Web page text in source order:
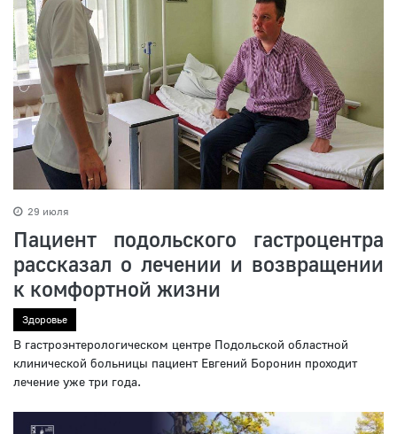
29 июля
Пациент подольского гастроцентра
рассказал о лечении и возвращении
к комфортной жизни
Здоровье
В гастроэнтерологическом центре Подольской областной
клинической больницы пациент Евгений Боронин проходит
лечение уже три года.